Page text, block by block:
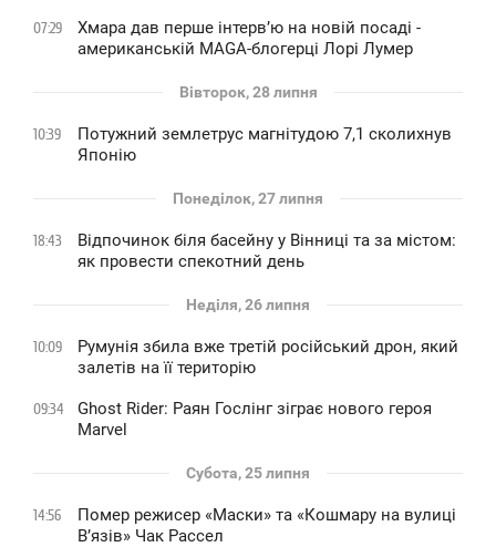
07:29
Хмара дав перше інтервʼю на новій посаді -
американській MAGA-блогерці Лорі Лумер
Вівторок, 28 липня
10:39
Потужний землетрус магнітудою 7,1 сколихнув
Японію
Понеділок, 27 липня
18:43
Відпочинок біля басейну у Вінниці та за містом:
як провести спекотний день
Неділя, 26 липня
10:09
Румунія збила вже третій російський дрон, який
залетів на її територію
09:34
Ghost Rider: Раян Гослінг зіграє нового героя
Marvel
Субота, 25 липня
14:56
Помер режисер «Маски» та «Кошмару на вулиці
В’язів» Чак Рассел